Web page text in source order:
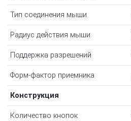
Тип соединения мыши
Радиус действия мыши
Поддержка разрешений
Форм-фактор приемника
Конструкция
Количество кнопок